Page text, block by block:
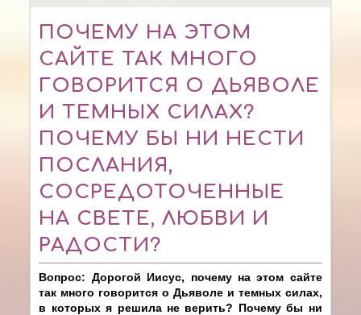
ПОЧЕМУ НА ЭТОМ
САЙТЕ ТАК МНОГО
ГОВОРИТСЯ О ДЬЯВОЛЕ
И ТЕМНЫХ СИЛАХ?
ПОЧЕМУ БЫ НИ НЕСТИ
ПОСЛАНИЯ,
СОСРЕДОТОЧЕННЫЕ
НА СВЕТЕ, ЛЮБВИ И
РАДОСТИ?
Вопрос: Дорогой Иисус, почему на этом сайте
так много говорится о Дьяволе и темных силах,
в которых я решила не верить? Почему бы ни